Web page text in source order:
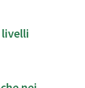
livelli